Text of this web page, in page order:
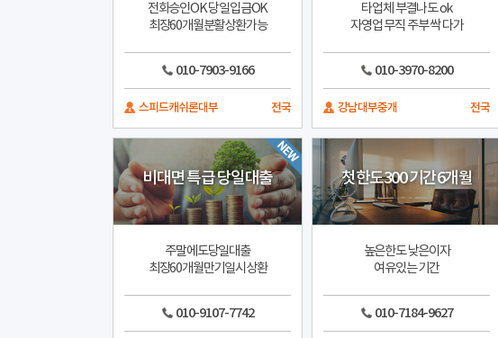
전화승인OK 당일입금OK
최장60개월분활상환가능
010-7903-9166
스피드캐쉬론대부 전국
타업체 부결나도 ok
자영업 무직 주부 싹 다가
010-3970-8200
강남대부중개 전국
비대면 특급 당일대출
주말에도당일대출
최장60개월만기일시상환
010-9107-7742
첫한도300 기간6개월
높은한도 낮은이자
여유있는 기간
010-7184-9627